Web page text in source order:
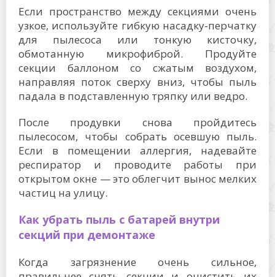
Если пространство между секциями очень
узкое, используйте гибкую насадку-перчатку
для пылесоса или тонкую кисточку,
обмотанную микрофиброй. Продуйте
секции баллоном со сжатым воздухом,
направляя поток сверху вниз, чтобы пыль
падала в подставленную тряпку или ведро.
После продувки снова пройдитесь
пылесосом, чтобы собрать осевшую пыль.
Если в помещении аллергия, надевайте
респиратор и проводите работы при
открытом окне — это облегчит вынос мелких
частиц на улицу.
Как убрать пыль с батарей внутри
секций при демонтаже
Когда загрязнение очень сильное,